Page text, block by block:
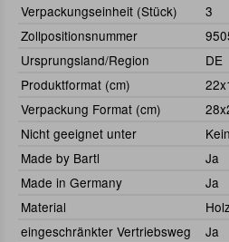
Verpackungseinheit (Stück)
3
Zollpositionsnummer
Ursprungsland/Region
DE
Produktformat (cm)
Verpackung Format (cm)
Nicht geeignet unter
Made by Bartl
Ja
Made in Germany
Ja
Material
eingeschränkter Vertriebsweg
Ja